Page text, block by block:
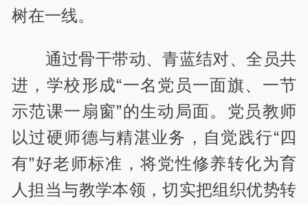
树在一线。
通过骨干带动、青蓝结对、全员共
进，学校形成“一名党员一面旗、一节
示范课一扇窗”的生动局面。党员教师
以过硬师德与精湛业务，自觉践行“四
有”好老师标准，将党性修养转化为育
人担当与教学本领，切实把组织优势转